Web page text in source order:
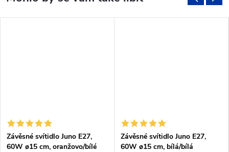
Závěsné svítidlo Juno E27,
60W ø15 cm, oranžovo/bílé
Závěsné svítidlo Juno E27,
60W ø15 cm, bílá/bílá